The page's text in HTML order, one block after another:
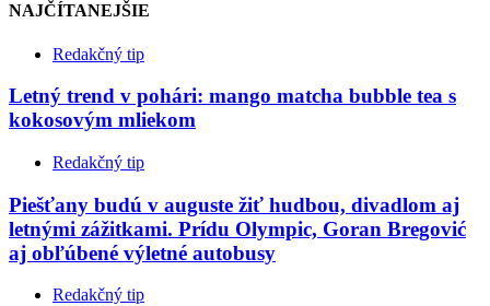
NAJČÍTANEJŠIE
Redakčný tip
Letný trend v pohári: mango matcha bubble tea s
kokosovým mliekom
Redakčný tip
Piešťany budú v auguste žiť hudbou, divadlom aj
letnými zážitkami. Prídu Olympic, Goran Bregović
aj obľúbené výletné autobusy
Redakčný tip